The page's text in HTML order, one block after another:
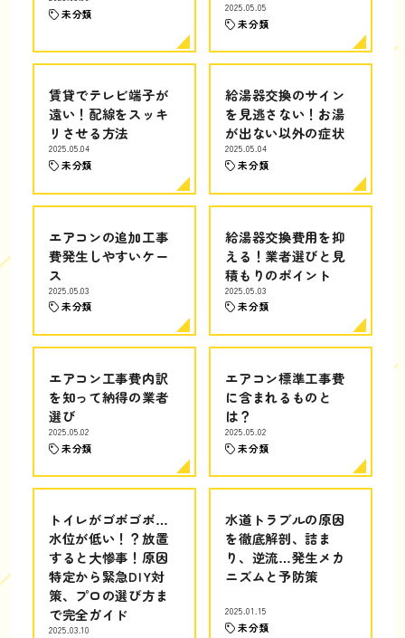
未分類
2025.05.05
未分類
賃貸でテレビ端子が
遠い！配線をスッキ
リさせる方法
2025.05.04
未分類
給湯器交換のサイン
を見逃さない！お湯
が出ない以外の症状
2025.05.04
未分類
エアコンの追加工事
費発生しやすいケー
ス
2025.05.03
未分類
給湯器交換費用を抑
える！業者選びと見
積もりのポイント
2025.05.03
未分類
エアコン工事費内訳
を知って納得の業者
選び
2025.05.02
未分類
エアコン標準工事費
に含まれるものと
は？
2025.05.02
未分類
トイレがゴボゴボ…
水位が低い！？放置
すると大惨事！原因
特定から緊急DIY対
策、プロの選び方ま
で完全ガイド
2025.03.10
水道トラブルの原因
を徹底解剖、詰ま
り、逆流…発生メカ
ニズムと予防策
2025.01.15
未分類